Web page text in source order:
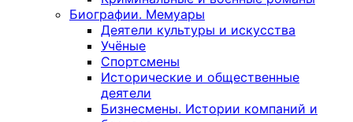
Биографии. Мемуары
Деятели культуры и искусства
Учёные
Спортсмены
Исторические и общественные
деятели
Бизнесмены. Истории компаний и